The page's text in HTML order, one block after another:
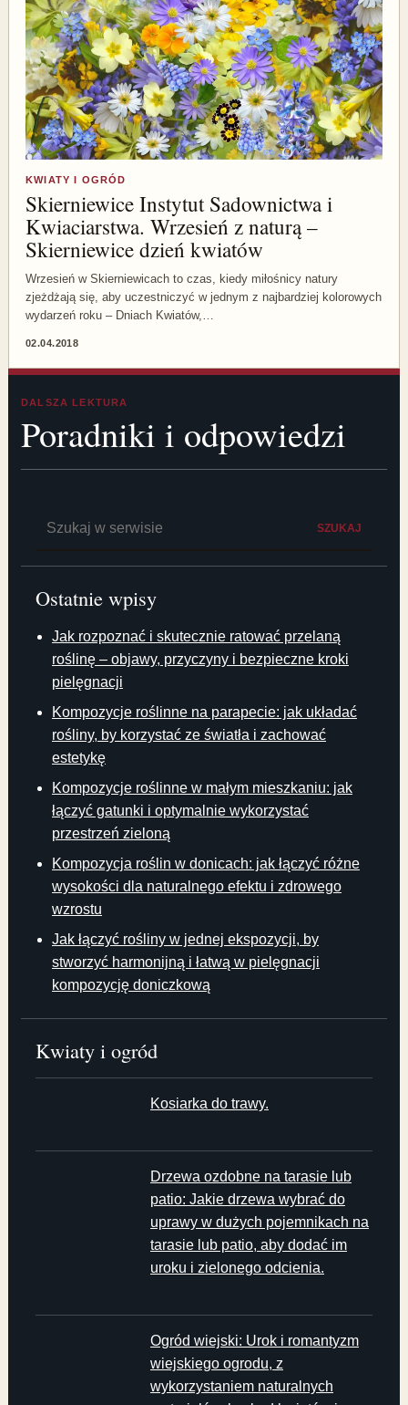
KWIATY I OGRÓD
Skierniewice Instytut Sadownictwa i
Kwiaciarstwa. Wrzesień z naturą –
Skierniewice dzień kwiatów
Wrzesień w Skierniewicach to czas, kiedy miłośnicy natury
zjeżdżają się, aby uczestniczyć w jednym z najbardziej kolorowych
wydarzeń roku – Dniach Kwiatów,…
02.04.2018
DALSZA LEKTURA
Poradniki i odpowiedzi
SZUKAJ
Ostatnie wpisy
Jak rozpoznać i skutecznie ratować przelaną
roślinę – objawy, przyczyny i bezpieczne kroki
pielęgnacji
Kompozycje roślinne na parapecie: jak układać
rośliny, by korzystać ze światła i zachować
estetykę
Kompozycje roślinne w małym mieszkaniu: jak
łączyć gatunki i optymalnie wykorzystać
przestrzeń zieloną
Kompozycja roślin w donicach: jak łączyć różne
wysokości dla naturalnego efektu i zdrowego
wzrostu
Jak łączyć rośliny w jednej ekspozycji, by
stworzyć harmonijną i łatwą w pielęgnacji
kompozycję doniczkową
Kwiaty i ogród
Kosiarka do trawy.
Drzewa ozdobne na tarasie lub
patio: Jakie drzewa wybrać do
uprawy w dużych pojemnikach na
tarasie lub patio, aby dodać im
uroku i zielonego odcienia.
Ogród wiejski: Urok i romantyzm
wiejskiego ogrodu, z
wykorzystaniem naturalnych